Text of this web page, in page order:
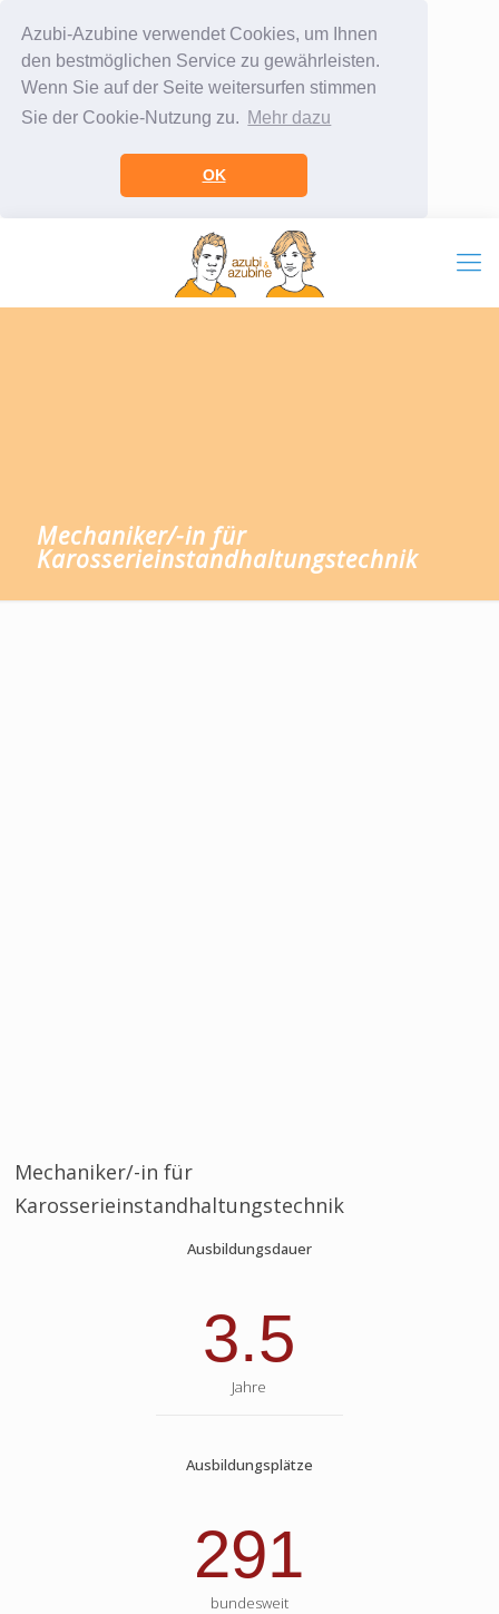
Azubi-Azubine verwendet Cookies, um Ihnen
den bestmöglichen Service zu gewährleisten.
Wenn Sie auf der Seite weitersurfen stimmen
Sie der Cookie-Nutzung zu. Mehr dazu
OK
Mechaniker/-in für
Karosserieinstandhaltungstechnik
Mechaniker/-in für
Karosserieinstandhaltungstechnik
Ausbildungsdauer
3.5
Jahre
Ausbildungsplätze
291
bundesweit